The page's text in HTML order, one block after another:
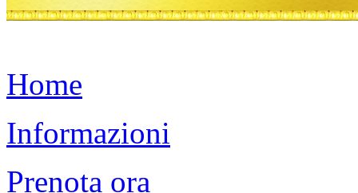
Home
Informazioni
Prenota ora